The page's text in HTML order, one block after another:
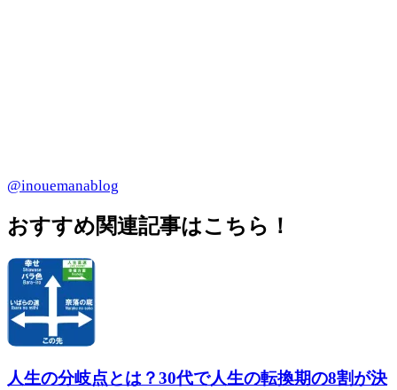
@inouemanablog
おすすめ関連記事はこちら！
人生の分岐点とは？30代で人生の転換期の8割が決